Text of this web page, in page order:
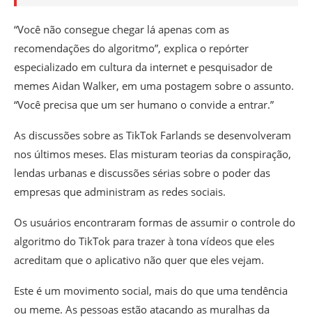
“Você não consegue chegar lá apenas com as
recomendações do algoritmo”, explica o repórter
especializado em cultura da internet e pesquisador de
memes Aidan Walker, em uma postagem sobre o assunto.
“Você precisa que um ser humano o convide a entrar.”
As discussões sobre as TikTok Farlands se desenvolveram
nos últimos meses. Elas misturam teorias da conspiração,
lendas urbanas e discussões sérias sobre o poder das
empresas que administram as redes sociais.
Os usuários encontraram formas de assumir o controle do
algoritmo do TikTok para trazer à tona vídeos que eles
acreditam que o aplicativo não quer que eles vejam.
Este é um movimento social, mais do que uma tendência
ou meme. As pessoas estão atacando as muralhas da